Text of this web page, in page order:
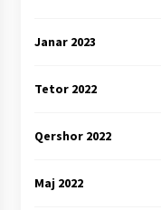
Janar 2023
Tetor 2022
Qershor 2022
Maj 2022